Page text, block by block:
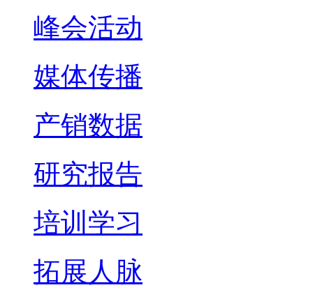
峰会活动
媒体传播
产销数据
研究报告
培训学习
拓展人脉